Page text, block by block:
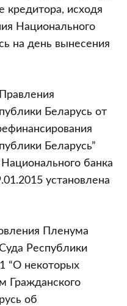
кредитора, исходя
Национального
на день вынесения
Беларусь от
Беларусь”
банка
установлена
Пленума
Республики
“О некоторых
Гражданского
об